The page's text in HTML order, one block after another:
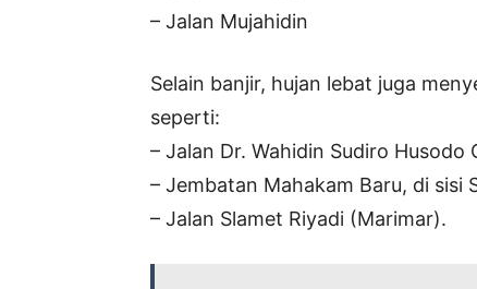
– Jalan Mujahidin
Selain banjir, hujan lebat juga
seperti:
– Jalan Dr. Wahidin Sudiro
– Jembatan Mahakam Baru, di sisi
– Jalan Slamet Riyadi (Marimar).